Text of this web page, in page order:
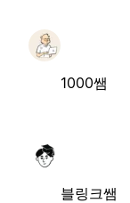
1000쌤
블링크쌤